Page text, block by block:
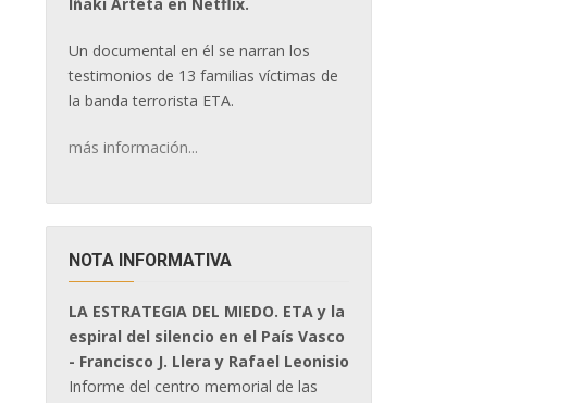
Un documental en él se narran los
testimonios de 13 familias víctimas de
la banda terrorista ETA.
más información...
NOTA INFORMATIVA
LA ESTRATEGIA DEL MIEDO. ETA y la
espiral del silencio en el País Vasco
- Francisco J. Llera y Rafael Leonisio
Informe del centro memorial de las